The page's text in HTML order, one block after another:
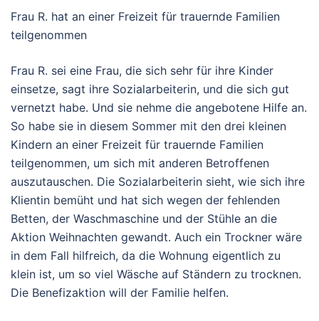
Frau R. hat an einer Freizeit für trauernde Familien
teilgenommen
Frau R. sei eine Frau, die sich sehr für ihre Kinder
einsetze, sagt ihre Sozialarbeiterin, und die sich gut
vernetzt habe. Und sie nehme die angebotene Hilfe an.
So habe sie in diesem Sommer mit den drei kleinen
Kindern an einer Freizeit für trauernde Familien
teilgenommen, um sich mit anderen Betroffenen
auszutauschen. Die Sozialarbeiterin sieht, wie sich ihre
Klientin bemüht und hat sich wegen der fehlenden
Betten, der Waschmaschine und der Stühle an die
Aktion Weihnachten gewandt. Auch ein Trockner wäre
in dem Fall hilfreich, da die Wohnung eigentlich zu
klein ist, um so viel Wäsche auf Ständern zu trocknen.
Die Benefizaktion will der Familie helfen.